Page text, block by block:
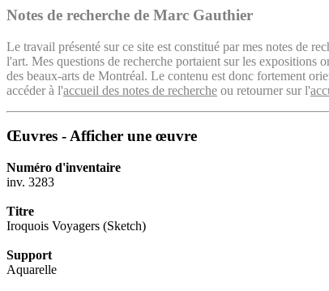
Notes de recherche de Marc Gauthier
Le travail présenté sur ce site est constitué par mes notes de
l'art. Mes questions de recherche portaient sur les
des beaux-arts de Montréal. Le contenu est donc fortement
accéder à l'accueil des notes de recherche ou retourner sur l'
Œuvres - Afficher une œuvre
Numéro d'inventaire
inv. 3283
Titre
Iroquois Voyagers (Sketch)
Support
Aquarelle